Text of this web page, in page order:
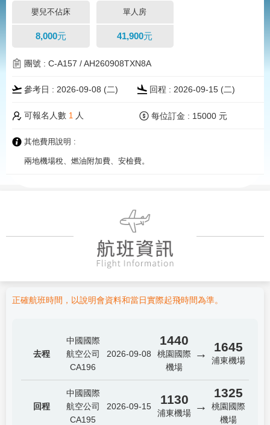
嬰兒不佔床 單人房
8,000元 41,900元
團號 : C-A157 / AH260908TXN8A
參考日 : 2026-09-08 (二) 回程 : 2026-09-15 (二)
可報名人數 1 人 每位訂金 : 15000 元
其他費用說明 :
兩地機場稅、燃油附加費、安檢費。
正確航班時間，以說明會資料和當日實際起飛時間為準。
去程
中國國際
航空公司
CA196
2026-09-08
1440
桃園國際
機場
→ 1645
浦東機場
回程
中國國際
航空公司
CA195
2026-09-15 1130
浦東機場 →
1325
桃園國際
機場